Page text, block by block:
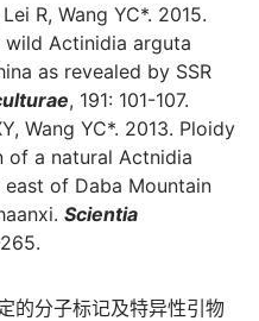
R, Wang YC*. 2015.
Actinidia arguta
as revealed by SSR
, 191: 101-107.
Wang YC*. 2013. Ploidy
of a natural Actnidia
of Daba Mountain
Scientia
的分子标记及特异性引物